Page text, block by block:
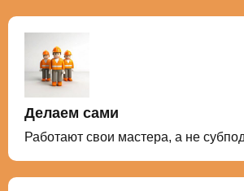
Делаем сами
Работают свои мастера, а не